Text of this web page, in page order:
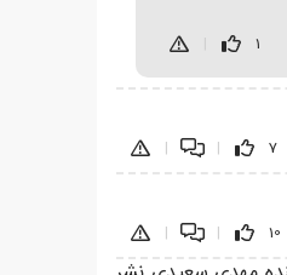
1
7
|
|
10
|
|